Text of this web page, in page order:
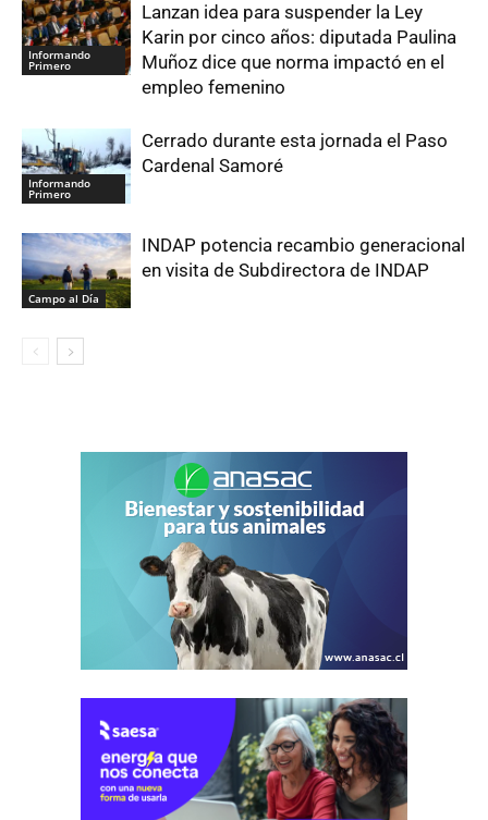
Informando
Primero
Lanzan idea para suspender la Ley
Karin por cinco años: diputada Paulina
Muñoz dice que norma impactó en el
empleo femenino
Informando
Primero
Cerrado durante esta jornada el Paso
Cardenal Samoré
Campo al Día
INDAP potencia recambio generacional
en visita de Subdirectora de INDAP